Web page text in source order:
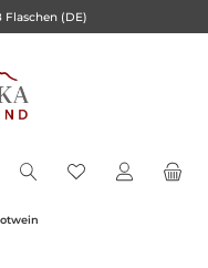
Flaschen (DE)